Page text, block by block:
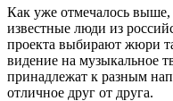
Как уже отмечалось
известные люди из
проекта выбирают жюри
видение на музыкальное
принадлежат к разным
отличное друг от друга.